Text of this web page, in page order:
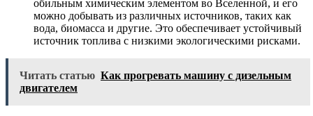
обильным химическим элементом во Вселенной, и его
можно добывать из различных источников, таких как
вода, биомасса и другие. Это обеспечивает устойчивый
источник топлива с низкими экологическими рисками.
Читать статью Как прогревать машину с дизельным
двигателем